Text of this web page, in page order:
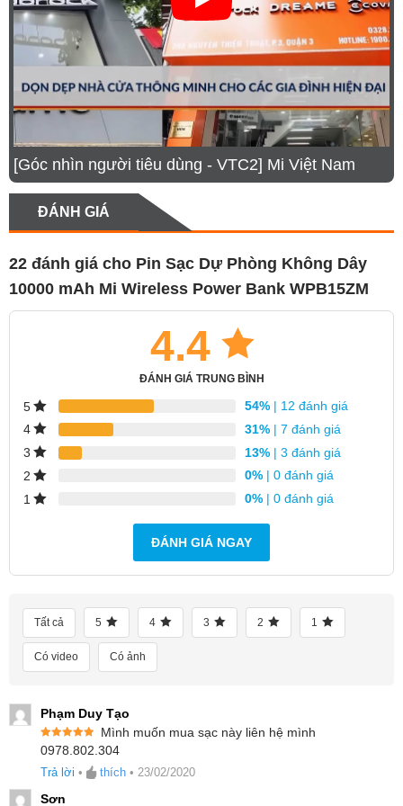
Sạc Nhanh 18W Đầu Ra Sạc Có Dây
Sản phẩm được trang bị đầu ra USB-A sạc nhanh
QC3.0 với công suất lên tới 18W MAX. Ngoài ra,
[Góc nhìn người tiêu dùng - VTC2] Mi Việt Nam
ĐÁNH GIÁ
22 đánh giá cho Pin Sạc Dự Phòng Không Dây
10000 mAh Mi Wireless Power Bank WPB15ZM
4.4
ĐÁNH GIÁ TRUNG BÌNH
5 54% | 12 đánh giá
4
31% | 7 đánh giá
3
13% | 3 đánh giá
2
0% | 0 đánh giá
1
0% | 0 đánh giá
ĐÁNH GIÁ NGAY
Tất cả 5 4 3 2 1
Có video Có ảnh
Phạm Duy Tạo
Được xếp
hạng55
sao
Mình muốn mua sạc này liên hệ mình
0978.802.304
Trả lời • thích • 23/02/2020
Sơn